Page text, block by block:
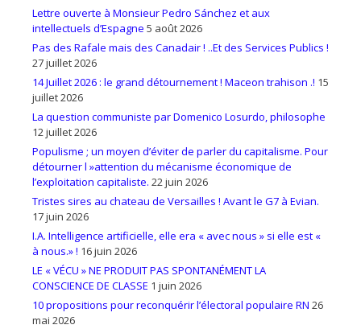
Lettre ouverte à Monsieur Pedro Sánchez et aux
intellectuels d’Espagne 5 août 2026
Pas des Rafale mais des Canadair ! ..Et des Services Publics !
27 juillet 2026
14 Juillet 2026 : le grand détournement ! Maceon trahison .! 15
juillet 2026
La question communiste par Domenico Losurdo, philosophe
12 juillet 2026
Populisme ; un moyen d’éviter de parler du capitalisme. Pour
détourner l »attention du mécanisme économique de
l’exploitation capitaliste. 22 juin 2026
Tristes sires au chateau de Versailles ! Avant le G7 à Evian.
17 juin 2026
I.A. Intelligence artificielle, elle era « avec nous » si elle est «
à nous.» ! 16 juin 2026
LE « VÉCU » NE PRODUIT PAS SPONTANÉMENT LA
CONSCIENCE DE CLASSE 1 juin 2026
10 propositions pour reconquérir l’électoral populaire RN 26
mai 2026